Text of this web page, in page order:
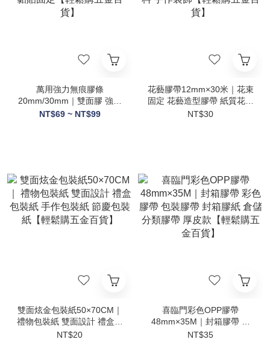
萬用強力無痕膠條
20mm/30mm｜雙面膠 強力
膠條 防水無痕膠 可移除膠條
NT$69 ~ NT$99
花藝膠帶12mm×30米｜花束
固定 花藝造型膠帶 紙質花藝
膠帶 DIY花束包裝 花店材料
NT$30
雙面炫金包裝紙50×70CM｜
禮物包裝紙 雙面設計 禮盒包
裝紙 手作包裝紙 節慶包裝紙
NT$20
喜臨門彩色OPP膠帶
48mm×35M｜封箱膠帶 彩
色膠帶 包裝膠帶 封箱膠紙
NT$35